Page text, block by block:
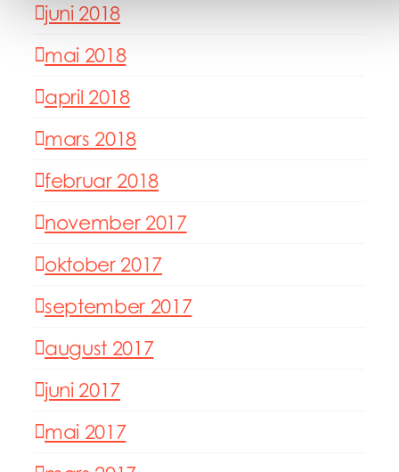
juni 2018
mai 2018
april 2018
mars 2018
februar 2018
november 2017
oktober 2017
september 2017
august 2017
juni 2017
mai 2017